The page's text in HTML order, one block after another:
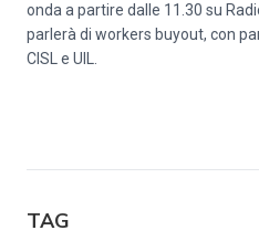
onda a partire dalle 11.30 su
parlerà di workers buyout, con
CISL e UIL.
TAG